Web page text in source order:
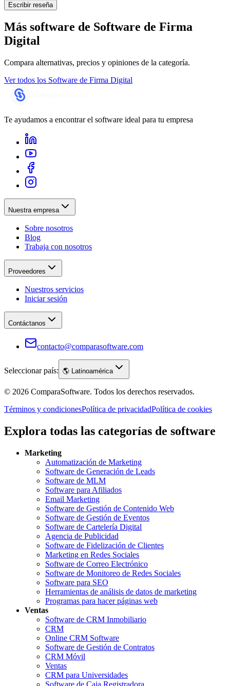
Escribir reseña
Más software de Software de Firma
Digital
Compara alternativas, precios y opiniones de la categoría.
Ver todos los Software de Firma Digital
Te ayudamos a encontrar el software ideal para tu empresa
Nuestra empresa
Sobre nosotros
Blog
Trabaja con nosotros
Proveedores
Nuestros servicios
Iniciar sesión
Contáctanos
contacto@comparasoftware.com
Seleccionar país: 🌎 Latinoamérica
© 2026 ComparaSoftware. Todos los derechos reservados.
Términos y condicionesPolítica de privacidadPolítica de cookies
Explora todas las categorías de software
Marketing
Automatización de Marketing
Software de Generación de Leads
Software de MLM
Software para Afiliados
Email Marketing
Software de Gestión de Contenido Web
Software de Gestión de Eventos
Software de Cartelería Digital
Agencia de Publicidad
Software de Fidelización de Clientes
Marketing en Redes Sociales
Software de Correo Electrónico
Software de Monitoreo de Redes Sociales
Software para SEO
Herramientas de análisis de datos de marketing
Programas para hacer páginas web
Ventas
Software de CRM Inmobiliario
CRM
Online CRM Software
Software de Gestión de Contratos
CRM Móvil
Ventas
CRM para Universidades